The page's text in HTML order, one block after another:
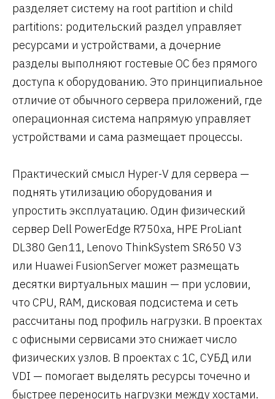
разделяет систему на root partition и child
partitions: родительский раздел управляет
ресурсами и устройствами, а дочерние
разделы выполняют гостевые ОС без прямого
доступа к оборудованию. Это принципиальное
отличие от обычного сервера приложений, где
операционная система напрямую управляет
устройствами и сама размещает процессы.
Практический смысл Hyper-V для сервера —
поднять утилизацию оборудования и
упростить эксплуатацию. Один физический
сервер Dell PowerEdge R750xa, HPE ProLiant
DL380 Gen11, Lenovo ThinkSystem SR650 V3
или Huawei FusionServer может размещать
десятки виртуальных машин — при условии,
что CPU, RAM, дисковая подсистема и сеть
рассчитаны под профиль нагрузки. В проектах
с офисными сервисами это снижает число
физических узлов. В проектах с 1С, СУБД или
VDI — помогает выделять ресурсы точечно и
быстрее переносить нагрузки между хостами.